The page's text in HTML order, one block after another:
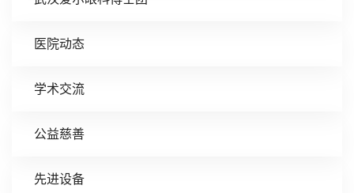
医院动态
学术交流
公益慈善
先进设备